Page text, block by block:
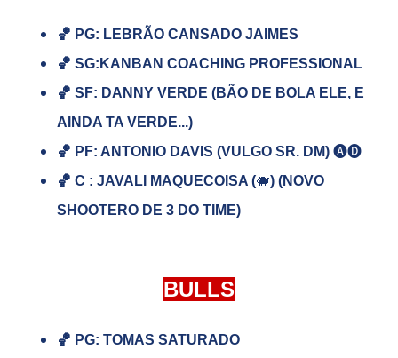
🏀 PG: LEBRÃO CANSADO JAIMES
🏀 SG:KANBAN COACHING PROFESSIONAL
🏀 SF: DANNY VERDE (BÃO DE BOLA ELE, E
AINDA TA VERDE...)
🏀 PF: ANTONIO DAVIS (VULGO SR. DM) 🅐🅓
🏀 C : JAVALI MAQUECOISA (🐗) (NOVO
SHOOTERO DE 3 DO TIME)
BULLS
PG: TOMAS SATURADO